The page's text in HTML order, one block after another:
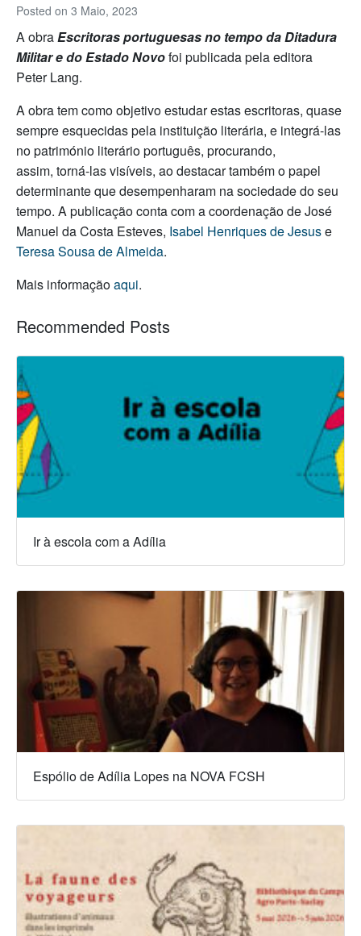
Posted on 3 Maio, 2023
A obra Escritoras portuguesas no tempo da Ditadura
Militar e do Estado Novofoi publicada pela editora
Peter Lang.
A obra tem como objetivo estudar estas escritoras, quase
sempre esquecidas pela instituição literária, e integrá-las
no património literário português, procurando,
assim, torná-las visíveis, ao destacar também o papel
determinante que desempenharam na sociedade do seu
tempo. A publicação conta com a coordenação de José
Manuel da Costa Esteves, Isabel Henriques de Jesuse
Teresa Sousa de Almeida.
Mais informaçãoaqui.
Recommended Posts
Ir à escola com a Adília
Espólio de Adília Lopes na NOVA FCSH